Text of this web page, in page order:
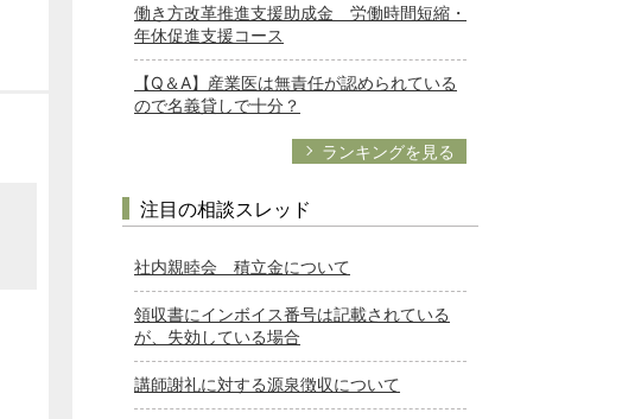
働き方改革推進支援助成金 労働時間短縮・
年休促進支援コース
【Q＆A】産業医は無責任が認められている
ので名義貸しで十分？
ランキングを見る
注目の相談スレッド
社内親睦会 積立金について
領収書にインボイス番号は記載されている
が、失効している場合
講師謝礼に対する源泉徴収について